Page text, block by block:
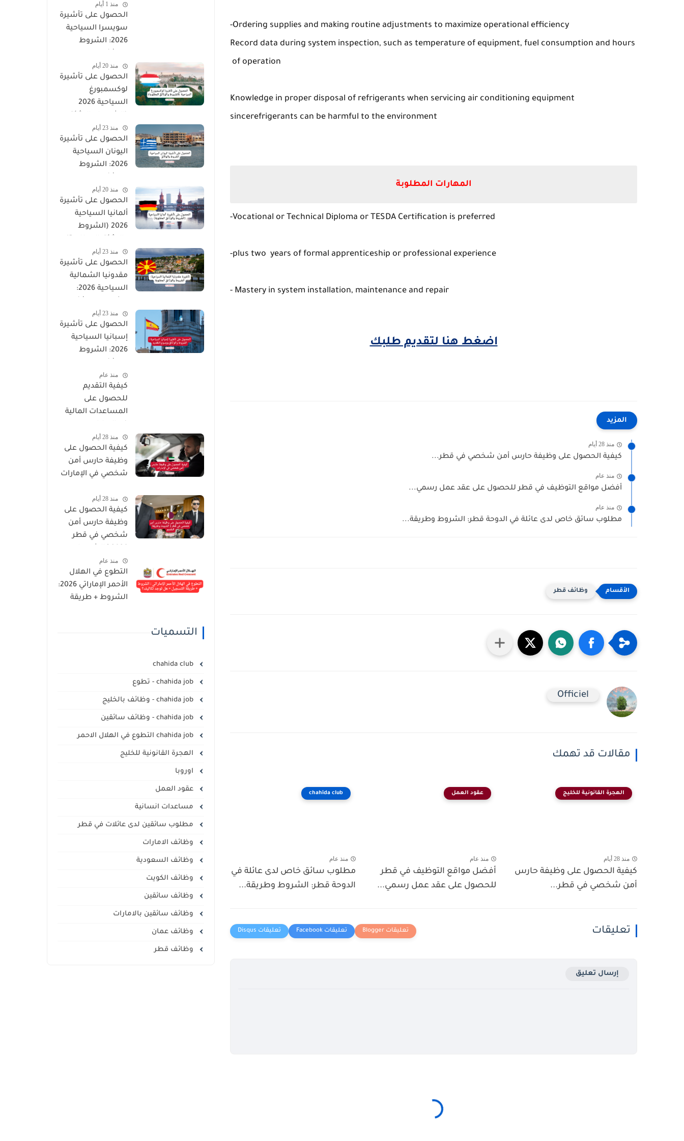
Ordering supplies and making routine adjustments to maximize operational efficiency-
Record data during system inspection, such as temperature of equipment, fuel consumption and hours
of operation
Knowledge in proper disposal of refrigerants when servicing air conditioning equipment
sincerefrigerants can be harmful to the environment
المهارات المطلوبة
Vocational or Technical Diploma or TESDA Certification is preferred-
plus two years of formal apprenticeship or professional experience-
Mastery in system installation, maintenance and repair -
اضغط هنا لتقديم طلبك
المزيد
منذ 28 أيام
كيفية الحصول على وظيفة حارس أمن شخصي في قطر...
منذ عام
أفضل مواقع التوظيف في قطر للحصول على عقد عمل رسمي...
منذ عام
مطلوب سائق خاص لدى عائلة في الدوحة قطر: الشروط وطريقة...
وظائف قطر
Officiel
مقالات قد تهمك
الهجرة القانونية للخليج
منذ 28 أيام
كيفية الحصول على وظيفة حارس
أمن شخصي في قطر...
عقود العمل
منذ عام
أفضل مواقع التوظيف في قطر
للحصول على عقد عمل رسمي...
chahida club
منذ عام
مطلوب سائق خاص لدى عائلة في
الدوحة قطر: الشروط وطريقة...
تعليقات
إرسال تعليق
منذ 1 أيام
الحصول على تأشيرة
سويسرا السياحية
2026: الشروط
منذ 20 أيام
الحصول على تأشيرة
لوكسمبورغ
السياحية 2026
المطلوبة)
منذ 23 أيام
الحصول على تأشيرة
اليونان السياحية
2026: الشروط
منذ 20 أيام
الحصول على تأشيرة
ألمانيا السياحية
2026 (الشروط
منذ 23 أيام
الحصول على تأشيرة
مقدونيا الشمالية
السياحية 2026:
المطلوبة
منذ 23 أيام
الحصول على تأشيرة
إسبانيا السياحية
2026: الشروط
التقديم
منذ عام
كيفية التقديم
للحصول على
المساعدات المالية
الشروط، الفئات
المستحقة، وخطوات
التسجيل الرسمية
منذ 28 أيام
كيفية الحصول على
وظيفة حارس أمن
شخصي في الإمارات
منذ 28 أيام
كيفية الحصول على
وظيفة حارس أمن
شخصي في قطر
وطريقة التقديم
منذ عام
التطوع في الهلال
الأحمر الإماراتي 2026:
الشروط + طريقة
التسميات
chahida club
chahida job - تطوع
chahida job - وظائف بالخليج
chahida job - وظائف سائقين
chahida job التطوع في الهلال الاحمر
الهجرة القانونية للخليج
اوروبا
عقود العمل
مساعدات انسانية
مطلوب سائقين لدى عائلات في قطر
وظائف الامارات
وظائف السعودية
وظائف الكويت
وظائف سائقين
وظائف سائقين بالامارات
وظائف عمان
وظائف قطر